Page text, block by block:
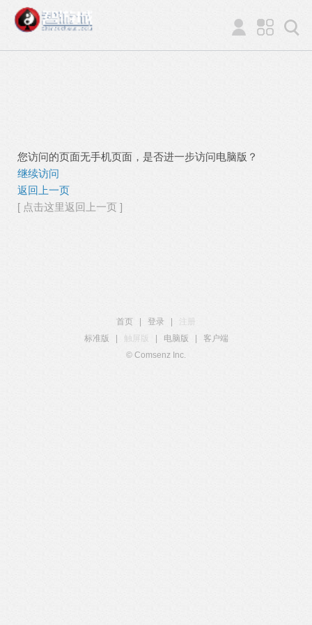
您访问的页面无手机页面，是否进一步访问电脑版？
继续访问
返回上一页
[ 点击这里返回上一页 ]
首页 登录
注册
标准版
触屏版 电脑版
客户端
© Comsenz Inc.